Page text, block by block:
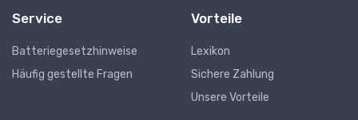
Service
Batteriegesetzhinweise
Häufig gestellte Fragen
Vorteile
Lexikon
Sichere Zahlung
Unsere Vorteile